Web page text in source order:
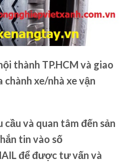
thành TP.HCM và giao
xe/nhà xe vận
cầu và quan tâm đến sản
tin vào số
để được tư vấn và